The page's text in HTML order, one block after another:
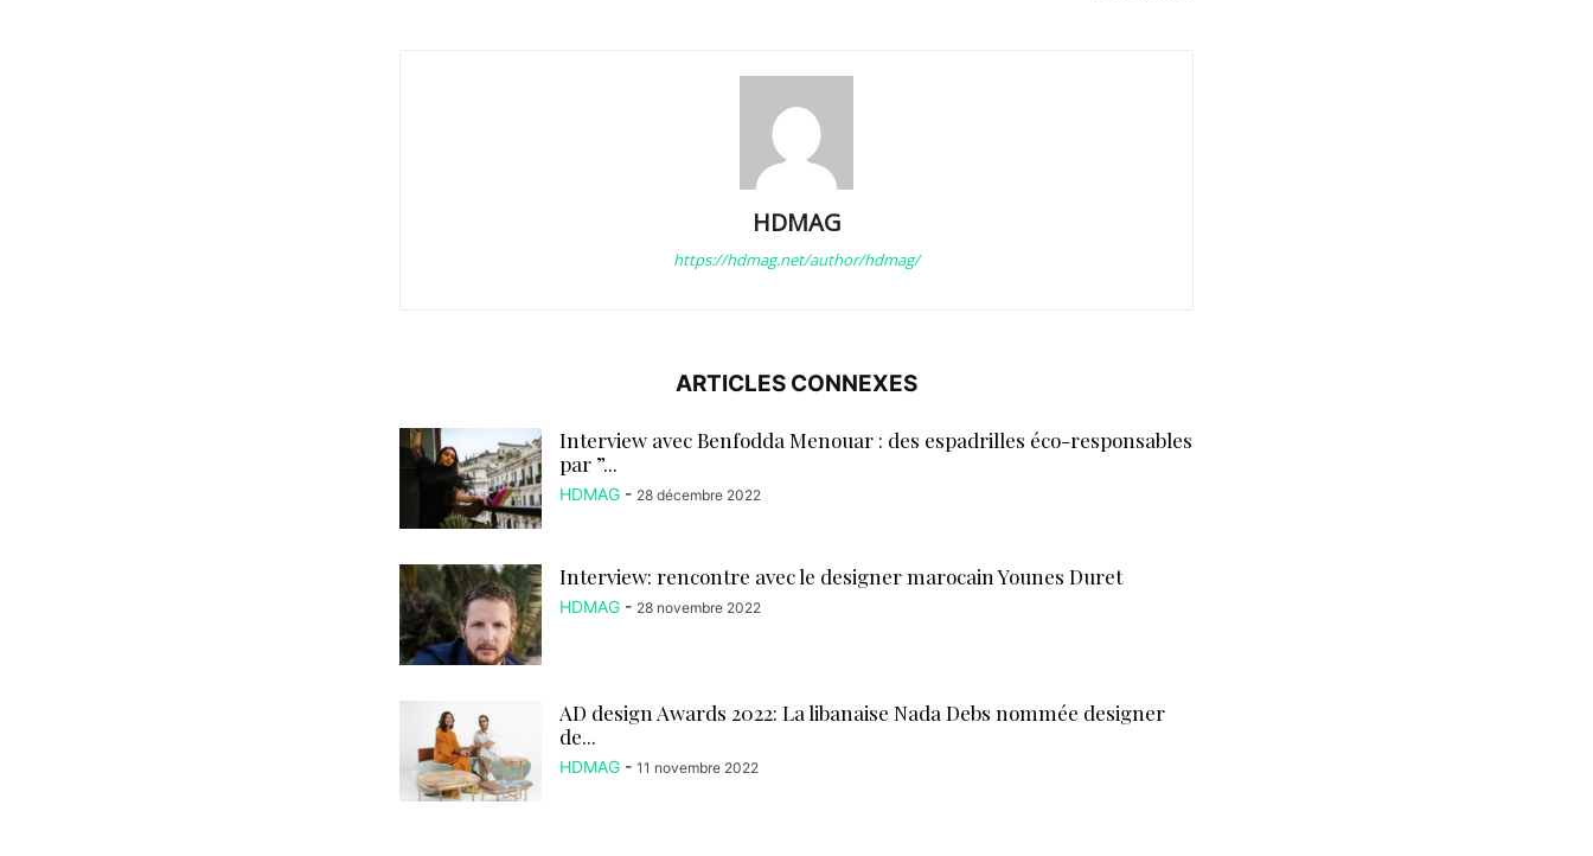
HDMAG
https://hdmag.net/author/hdmag/
ARTICLES CONNEXES
Interview avec Benfodda Menouar : des espadrilles éco-responsables
par ”...
HDMAG - 28 décembre 2022
Interview: rencontre avec le designer marocain Younes Duret
HDMAG - 28 novembre 2022
AD design Awards 2022: La libanaise Nada Debs nommée designer
de...
HDMAG - 11 novembre 2022